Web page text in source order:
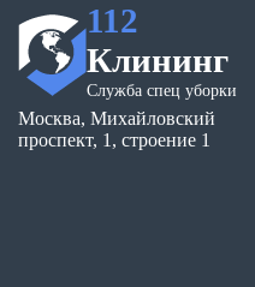
112
Клининг
Служба спец уборки
Москва, Михайловский
проспект, 1, строение 1